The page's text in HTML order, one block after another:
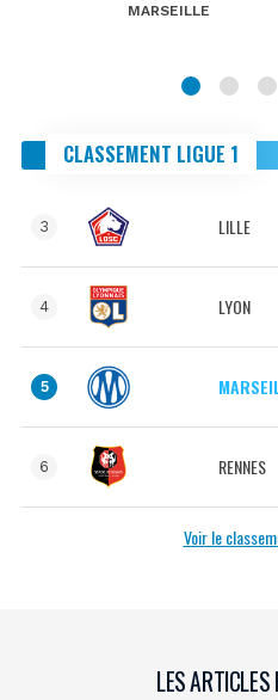
MARSEILLE
CLASSEMENT LIGUE 1
3 LILLE
4 LYON
5
6 RENNES
Voir le
LES